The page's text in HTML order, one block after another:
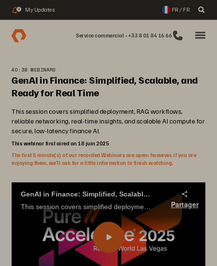
2 My Updates FR / FR
Service commercial : +33 8 01 84 16 66
40:38 WEBINARS
GenAI in Finance: Simplified, Scalable, and
Ready for Real Time
This session covers simplified deployment, RAG workflows,
reliable networking, real-time insights, and scalable AI compute for
secure, low-latency finance AI.
This webinar first aired on 18 juin 2025
The first 5 minute(s) of our recorded Webinars are open; however, if you are
enjoying them, we’ll ask for a little information to finish watching.
GenAI in Finance: Simplified, Scalable, and Ready for Real Time
Partager